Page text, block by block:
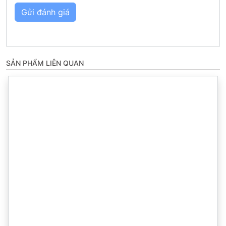
Gửi đánh giá
SẢN PHẨM LIÊN QUAN